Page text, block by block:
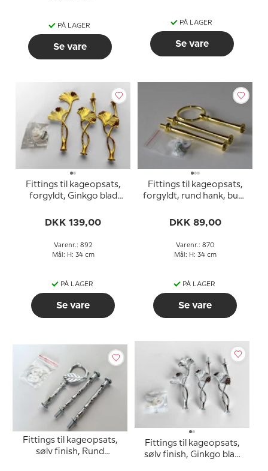
PÅ LAGER
Se vare
PÅ LAGER
Se vare
Fittings til kageopsats,
forgyldt, Ginkgo blad
DKK 139,00
Varenr.: 892
Mål: H: 34 cm
PÅ LAGER
Se vare
Fittings til kageopsats,
forgyldt, rund hank, buet
DKK 89,00
Varenr.: 870
Mål: H: 34 cm
PÅ LAGER
Se vare
Fittings til kageopsats,
sølv finish, Rund
Fittings til kageopsats,
sølv finish, Ginkgo blad